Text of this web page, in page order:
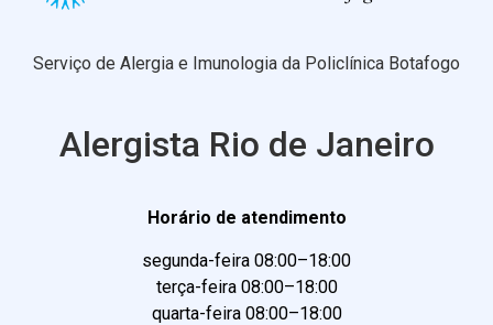
Serviço de Alergia e Imunologia da Policlínica Botafogo
Alergista Rio de Janeiro
Horário de atendimento
segunda-feira 08:00–18:00
terça-feira 08:00–18:00
quarta-feira 08:00–18:00